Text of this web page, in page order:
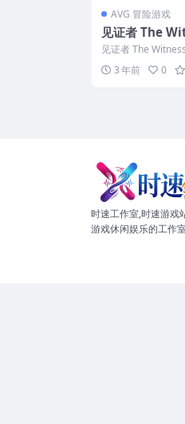
AVG 冒险游戏
见证者 The
见证者 The
3 年前 0
时速工作室,时速游戏
游戏休闲娱乐的工作